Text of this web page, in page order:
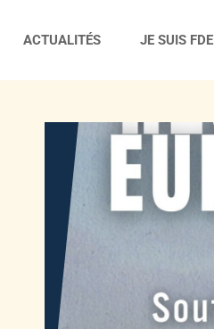
ACTUALITÉS JE SUIS FDE